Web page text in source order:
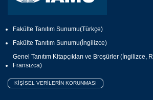
Fakülte Tanıtım Sunumu(Türkçe)
Fakülte Tanıtım Sunumu(İngilizce)
Genel Tanıtım Kitapçıkları ve Broşürler (İngilizce,
Fransızca)
KİŞİSEL VERİLERİN KORUNMASI